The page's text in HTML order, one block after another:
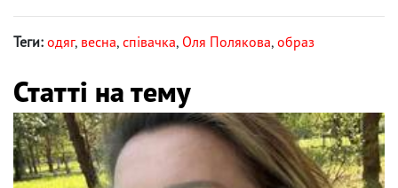
Теги: одяг, весна, співачка, Оля Полякова, образ
Статті на тему